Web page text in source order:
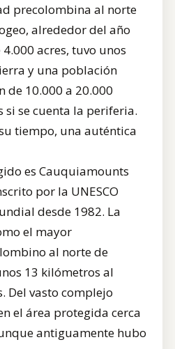
precolombina al norte
alrededor del año
acres, tuvo unos
y una población
de 10.000 a 20.000
si se cuenta la periferia.
tiempo, una auténtica
es Cauquiamounts
por la UNESCO
desde 1982. La
el mayor
al norte de
13 kilómetros al
Del vasto complejo
el área protegida cerca
antiguamente hubo